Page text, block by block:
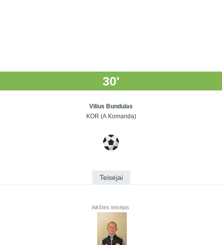
30'
Vilius Bundulas
KOR (A Komanda)
Teisėjai
Aikštės teisėjas